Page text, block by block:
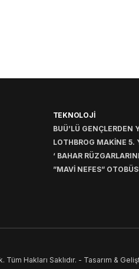
TEKNOLOJİ
BUÜ’LÜ GENÇLERDEN
LOTHBROG MAKİNE 5.
‘ BAHAR
”MAVİ NEFES”
Hakları Saklıdır. - Tasarım &